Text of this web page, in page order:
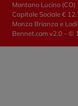
Montano Lucino (CO)
Capitale Sociale €
Monza Brianza e
Bennet.com v2.0 - ©